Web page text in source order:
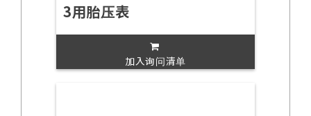
3用胎压表
加入询问清单